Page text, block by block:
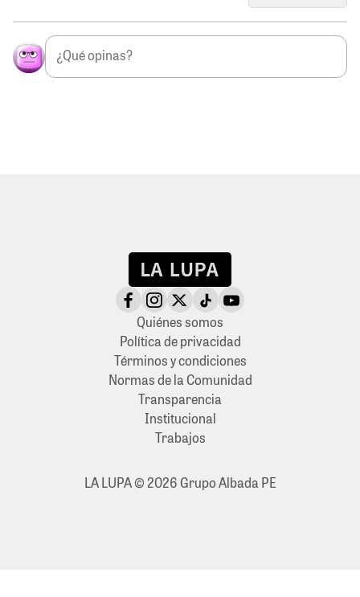
Quiénes somos
Política de privacidad
Términos y condiciones
Normas de la Comunidad
Transparencia
Institucional
Trabajos
LA LUPA © 2026 Grupo Albada PE